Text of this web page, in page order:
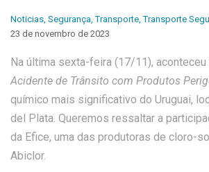
Noticias, Segurança,Transporte,Transporte
23 de novembro de 2023
Na última sexta-feira (17/11), aconteceu
Acidente de Trânsito com Produtos
químico mais significativo do Uruguai,
del Plata. Queremos ressaltar a
da Efice, uma das produtoras de cloro-
Abiclor.